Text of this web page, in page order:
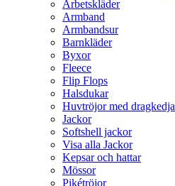
Arbetskläder
Armband
Armbandsur
Barnkläder
Byxor
Fleece
Flip Flops
Halsdukar
Huvtröjor med dragkedja
Jackor
Softshell jackor
Visa alla Jackor
Kepsar och hattar
Mössor
Pikétröjor